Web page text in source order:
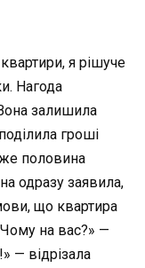
я рішуче
Нагода
Вона залишила
гроші
половина
одразу заявила,
що квартира
на вас?» —
— відрізала